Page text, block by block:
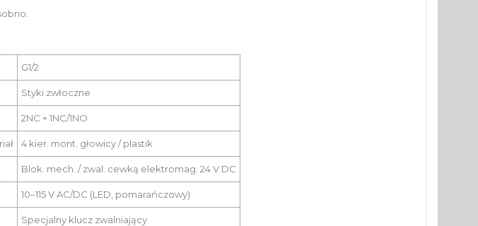
G1/2
Styki zwłoczne
2NC + 1NC/1NO
4 kier. mont. głowicy / plastik
Blok. mech. / zwal. cewką elektromag. 24 V DC
10–115 V AC/DC (LED, pomarańczowy)
Specjalny klucz zwalniający